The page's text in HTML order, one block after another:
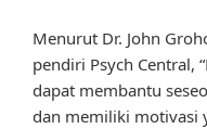
Menurut Dr. John
pendiri Psych Central,
dapat membantu
dan memiliki motivasi